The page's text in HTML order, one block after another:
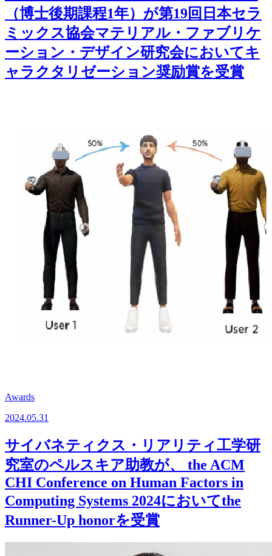
（博士後期課程1年）が第19回日本セラ
ミックス協会マテリアル・ファブリケ
ーション・デザイン研究会においてキ
ャラクタリゼーション奨励賞を受賞
Awards
2024.05.31
サイバネティクス・リアリティ工学研
究室のペルスキア助教が、 the ACM
CHI Conference on Human Factors in
Computing Systems 2024においてthe
Runner-Up honorを受賞